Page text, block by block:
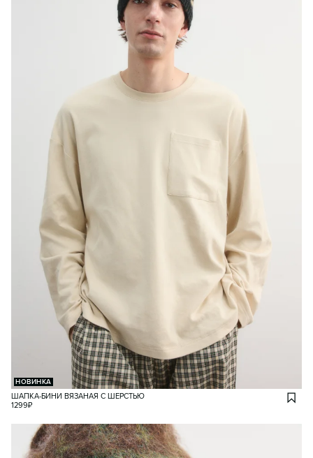
НОВИНКА
ШАПКА-БИНИ ВЯЗАНАЯ С ШЕРСТЬЮ
1299₽